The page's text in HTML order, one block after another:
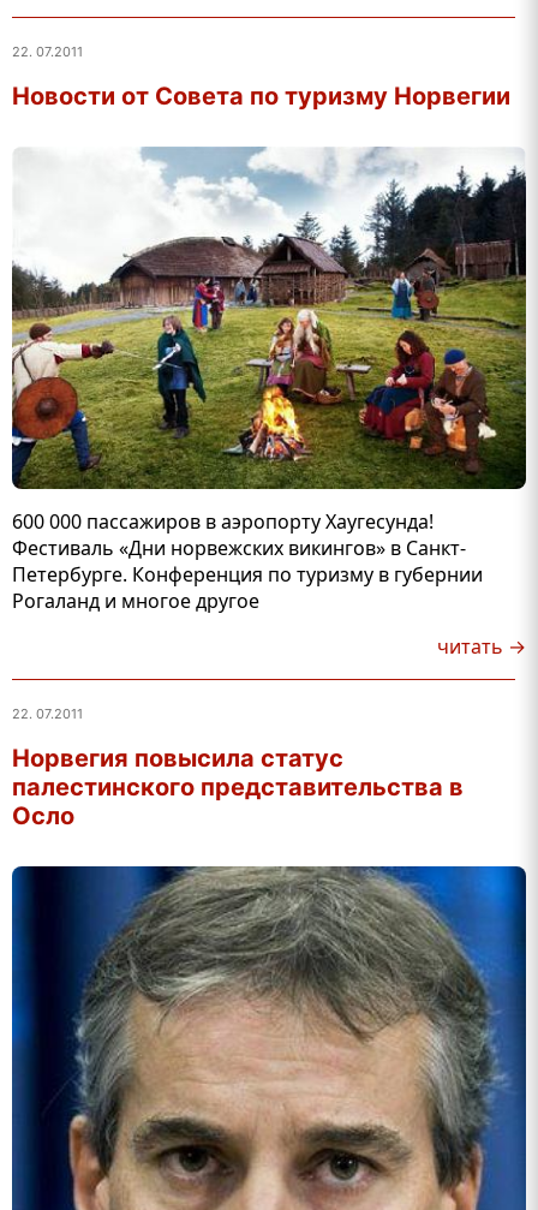
22. 07.2011
Новости от Совета по туризму Норвегии
600 000 пассажиров в аэропорту Хаугесунда!
Фестиваль «Дни норвежских викингов» в Санкт-
Петербурге. Конференция по туризму в губернии
Рогаланд и многое другое
читать →
22. 07.2011
Норвегия повысила статус
палестинского представительства в
Осло